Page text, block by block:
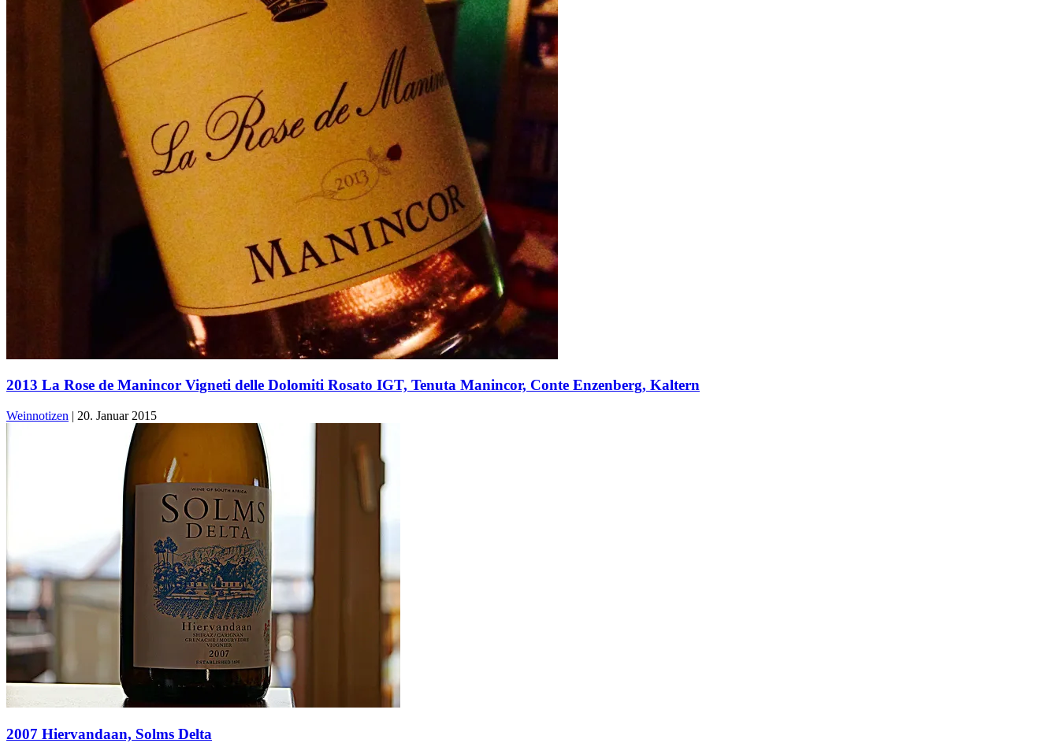
2013 La Rose de Manincor Vigneti delle Dolomiti Rosato IGT, Tenuta Manincor, Conte Enzenberg, Kaltern
Weinnotizen | 20. Januar 2015
2007 Hiervandaan, Solms Delta